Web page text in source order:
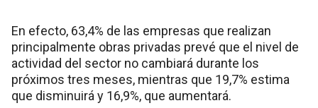
En efecto, 63,4% de las empresas que realizan
principalmente obras privadas prevé que el nivel de
actividad del sector no cambiará durante los
próximos tres meses, mientras que 19,7% estima
que disminuirá y 16,9%, que aumentará.